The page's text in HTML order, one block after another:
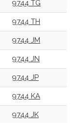
9744 TG
9744 TH
9744 JM
9744 JN
9744 JP
9744 KA
9744 JK